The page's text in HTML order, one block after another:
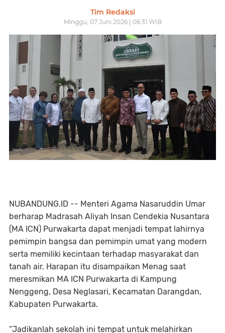
Tim Redaksi
Minggu, 07 Juni 2026 | 06:31 WIB
NUBANDUNG.ID -- Menteri Agama Nasaruddin Umar
berharap Madrasah Aliyah Insan Cendekia Nusantara
(MA ICN) Purwakarta dapat menjadi tempat lahirnya
pemimpin bangsa dan pemimpin umat yang modern
serta memiliki kecintaan terhadap masyarakat dan
tanah air. Harapan itu disampaikan Menag saat
meresmikan MA ICN Purwakarta di Kampung
Nenggeng, Desa Neglasari, Kecamatan Darangdan,
Kabupaten Purwakarta.
“Jadikanlah sekolah ini tempat untuk melahirkan